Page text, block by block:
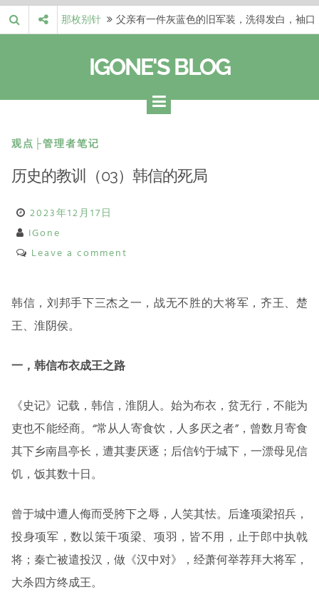
Skip
to
那枚别针
父亲有一件灰蓝色的旧军装，洗得发白，袖口
自己的生活和命…
梁冬 |…
梁冬：有一些人在某个阶段掌握了第一性原
理，完成了一次彻…
梁冬 |…
梁冬：总还有那么百分之一的人，既不努力，
IGONE'S BLOG
观点├管理者笔记
历史的教训（03）韩信的死局
2023年12月17日
IGone
Leave a comment
韩信，刘邦手下三杰之一，战无不胜的大将军，齐王、楚
王、淮阴侯。
一，韩信布衣成王之路
《史记》记载，韩信，淮阴人。始为布衣，贫无行，不能为
吏也不能经商。“常从人寄食饮，人多厌之者”，曾数月寄食
其下乡南昌亭长，遭其妻厌逐；后信钓于城下，一漂母见信
饥，饭其数十日。
曾于城中遭人侮而受胯下之辱，人笑其怯。后逢项梁招兵，
投身项军，数以策干项梁、项羽，皆不用，止于郎中执戟
将；秦亡被遣投汉，做《汉中对》，经萧何举荐拜大将军，
大杀四方终成王。